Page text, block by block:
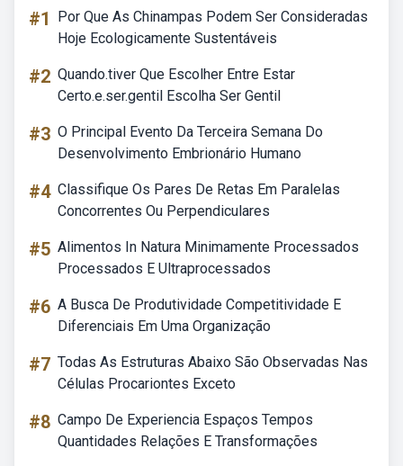
#1
Por Que As Chinampas Podem Ser Consideradas
Hoje Ecologicamente Sustentáveis
#2 Quando.tiver Que Escolher Entre Estar
Certo.e.ser.gentil Escolha Ser Gentil
#3 O Principal Evento Da Terceira Semana Do
Desenvolvimento Embrionário Humano
#4 Classifique Os Pares De Retas Em Paralelas
Concorrentes Ou Perpendiculares
#5 Alimentos In Natura Minimamente Processados
Processados E Ultraprocessados
#6 A Busca De Produtividade Competitividade E
Diferenciais Em Uma Organização
#7 Todas As Estruturas Abaixo São Observadas Nas
Células Procariontes Exceto
#8 Campo De Experiencia Espaços Tempos
Quantidades Relações E Transformações